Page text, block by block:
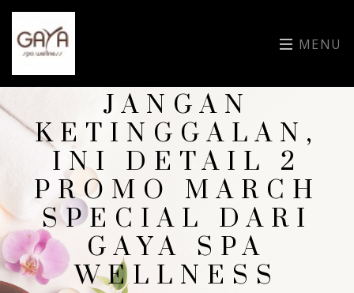
MENU
JANGAN
KETINGGALAN,
INI DETAIL 2
PROMO MARCH
SPECIAL DARI
GAYA SPA
WELLNESS